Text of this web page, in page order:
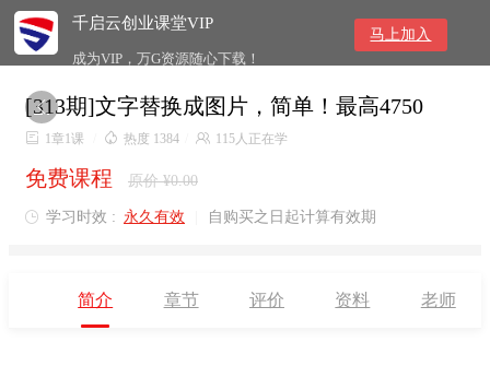
千启云创业课堂VIP
成为VIP，万G资源随心下载！
马上加入

[313期]文字替换成图片，简单！最高4750
 1章1课  热度 1384  115人正在学
免费课程 原价 ¥0.00
 学习时效 : 永久有效 自购买之日起计算有效期
简介 章节 评价 资料 老师